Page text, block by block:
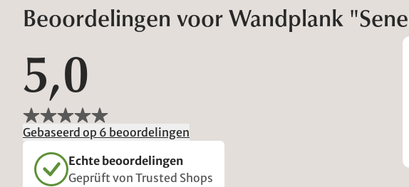
Beoordelingen voor Wandplank
5,0
Gebaseerd op 6 beoordelingen
Echte beoordelingen
Geprüft von Trusted Shops